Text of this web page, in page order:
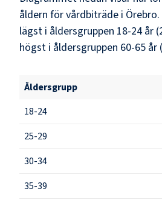
åldern för vårdbiträde i
lägst i åldersgruppen 18-24 år
högst i åldersgruppen 60-65 år
Åldersgrupp
18-24
25-29
30-34
35-39